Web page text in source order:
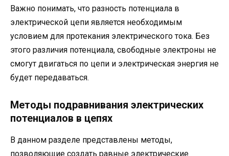
Важно понимать, что разность потенциала в
электрической цепи является необходимым
условием для протекания электрического тока. Без
этого различия потенциала, свободные электроны не
смогут двигаться по цепи и электрическая энергия не
будет передаваться.
Методы подравнивания электрических
потенциалов в цепях
В данном разделе представлены методы,
позволяющие создать равные электрические